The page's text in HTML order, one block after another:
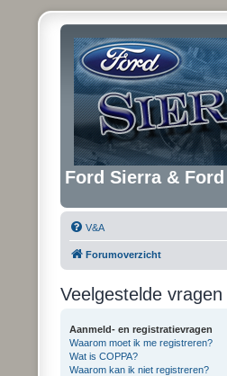
Ford Sierra &
V&A
Forumoverzicht
Veelgestelde vragen
Aanmeld- en registratievragen
Waarom moet ik me registreren?
Wat is COPPA?
Waarom kan ik niet registreren?